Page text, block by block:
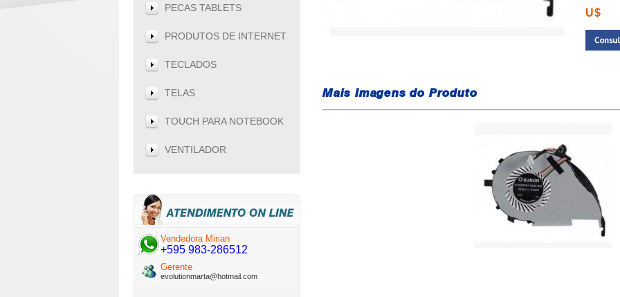
PECAS TABLETS
PRODUTOS DE INTERNET
TECLADOS
TELAS
TOUCH PARA NOTEBOOK
VENTILADOR
Vendedora Mirian
+595 983-286512
Gerente
evolutionmarta@hotmail.com
U$
Mais Imagens do Produto